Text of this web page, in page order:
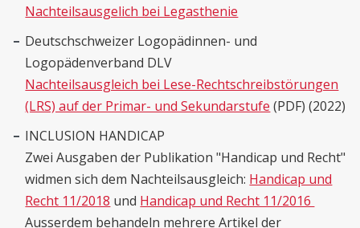
Nachteilsausgelich bei Legasthenie
Deutschschweizer Logopädinnen- und
Logopädenverband DLV
Nachteilsausgleich bei Lese-Rechtschreibstörungen
(LRS) auf der Primar- und Sekundarstufe (PDF) (2022)
INCLUSION HANDICAP
Zwei Ausgaben der Publikation "Handicap und Recht"
widmen sich dem Nachteilsausgleich: Handicap und
Recht 11/2018 und Handicap und Recht 11/2016
Ausserdem behandeln mehrere Artikel der